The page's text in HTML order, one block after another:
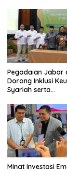
Pegadaian Jabar
Dorong Inklusi
Syariah serta
Minat Investasi